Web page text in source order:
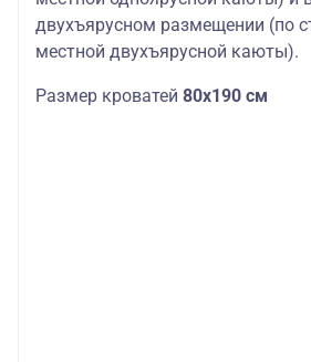
двухъярусном размещении (по
местной двухъярусной каюты).
Размер кроватей 80х190 см